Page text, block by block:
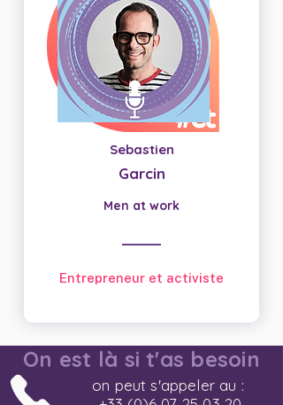
Sebastien
Garcin
Men at work
Entrepreneur et activiste
On est là si t'as besoin
on peut s'appeler au :